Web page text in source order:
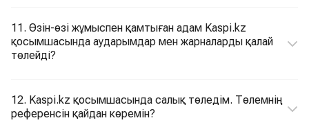
11. Өзін-өзі жұмыспен қамтыған адам Kaspi.kz
қосымшасында аударымдар мен жарналарды қалай
төлейді?
12. Kaspi.kz қосымшасында салық төледім. Төлемнің
референсін қайдан көремін?